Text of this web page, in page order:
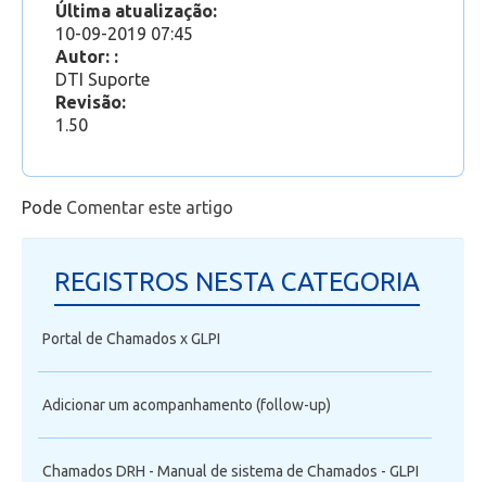
acessar o Portal. Usuário ou Senha inválidos. O
que faço?
(Aluno) Não consigo acessar o Portal. Usuário ou
Senha inválidos. O que faço?
Última atualização:
10-09-2019 07:45
Autor: :
DTI Suporte
Revisão:
1.50
Pode Comentar este artigo
REGISTROS NESTA CATEGORIA
Portal de Chamados x GLPI
Adicionar um acompanhamento (follow-up)
Chamados DRH - Manual de sistema de Chamados - GLPI